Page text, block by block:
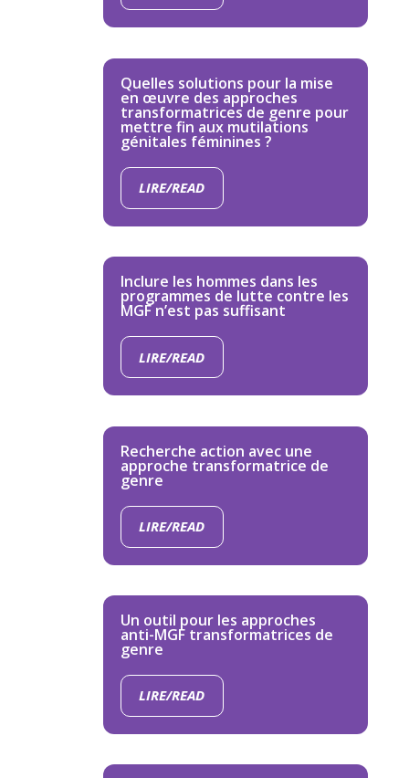
Quelles solutions pour la mise
en œuvre des approches
transformatrices de genre pour
mettre fin aux mutilations
génitales féminines ?
LIRE/READ
Inclure les hommes dans les
programmes de lutte contre les
MGF n’est pas suffisant
LIRE/READ
Recherche action avec une
approche transformatrice de
genre
LIRE/READ
Un outil pour les approches
anti-MGF transformatrices de
genre
LIRE/READ